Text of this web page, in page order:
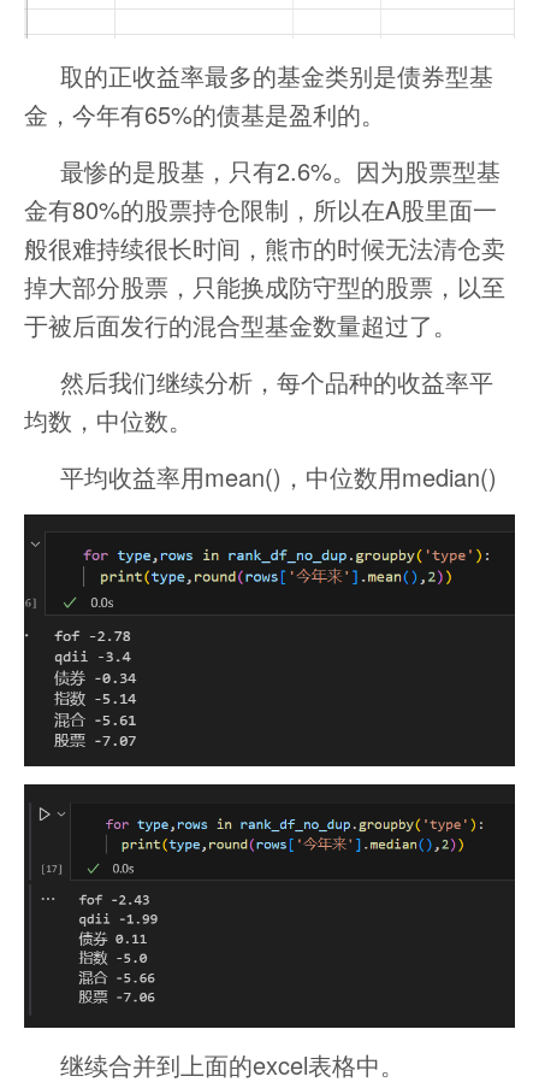
取的正收益率最多的基金类别是债券型基
金，今年有65%的债基是盈利的。
最惨的是股基，只有2.6%。因为股票型基
金有80%的股票持仓限制，所以在A股里面一
般很难持续很长时间，熊市的时候无法清仓卖
掉大部分股票，只能换成防守型的股票，以至
于被后面发行的混合型基金数量超过了。
然后我们继续分析，每个品种的收益率平
均数，中位数。
平均收益率用mean()，中位数用median()
继续合并到上面的excel表格中。